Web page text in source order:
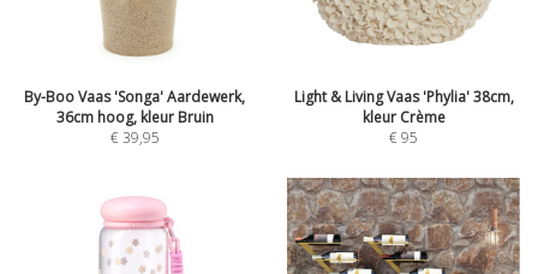
By-Boo Vaas 'Songa' Aardewerk,
36cm hoog, kleur Bruin
€39,95
Light & Living Vaas 'Phylia' 38cm,
kleur Crème
€95